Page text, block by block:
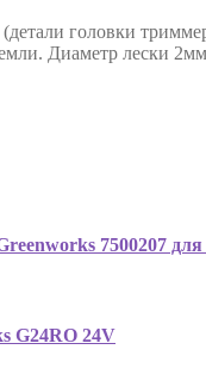
головки
Диаметр лески
7500207
G24RO 24V